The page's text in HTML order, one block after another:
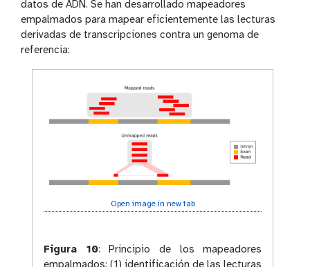
datos de ADN. Se han desarrollado mapeadores
empalmados para mapear eficientemente las lecturas
derivadas de transcripciones contra un genoma de
referencia:
Open image in new tab
Figura 10: Principio de los mapeadores